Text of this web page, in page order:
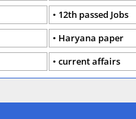
12th passed Jobs
Haryana paper
current affairs